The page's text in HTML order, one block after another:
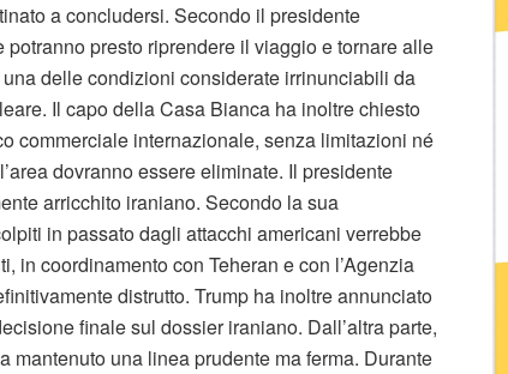
a concludersi. Secondo il presidente
presto riprendere il viaggio e tornare alle
delle condizioni considerate irrinunciabili da
Il capo della Casa Bianca ha inoltre chiesto
commerciale internazionale, senza limitazioni né
dovranno essere eliminate. Il presidente
arricchito iraniano. Secondo la sua
in passato dagli attacchi americani verrebbe
in coordinamento con Teheran e con l’Agenzia
distrutto. Trump ha inoltre annunciato
finale sul dossier iraniano. Dall’altra parte,
una linea prudente ma ferma. Durante